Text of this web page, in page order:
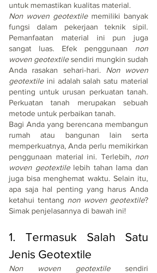
untuk memastikan kualitas material.
Non woven geotextile memiliki banyak
fungsi dalam pekerjaan teknik sipil.
Pemanfaatan material ini pun juga
sangat luas. Efek penggunaan non
woven geotextile sendiri mungkin sudah
Anda rasakan sehari-hari. Non woven
geotextile ini adalah salah satu material
penting untuk urusan perkuatan tanah.
Perkuatan tanah merupakan sebuah
metode untuk perbaikan tanah.
Bagi Anda yang berencana membangun
rumah atau bangunan lain serta
memperkuatnya, Anda perlu memikirkan
penggunaan material ini. Terlebih, non
woven geotextile lebih tahan lama dan
juga bisa menghemat waktu. Selain itu,
apa saja hal penting yang harus Anda
ketahui tentang non woven geotextile?
Simak penjelasannya di bawah ini!
1. Termasuk Salah Satu
Jenis Geotextile
Non woven geotextile sendiri